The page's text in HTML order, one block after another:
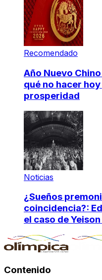
Recomendado
Año Nuevo
qué no hacer
prosperidad
Noticias
¿Sueños
coincidencia?:
el caso de
Contenido